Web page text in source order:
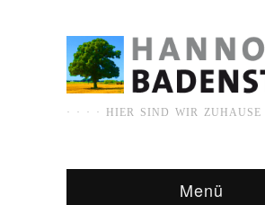
· · · · HIER SIND WIR ZUHAUSE
Menü